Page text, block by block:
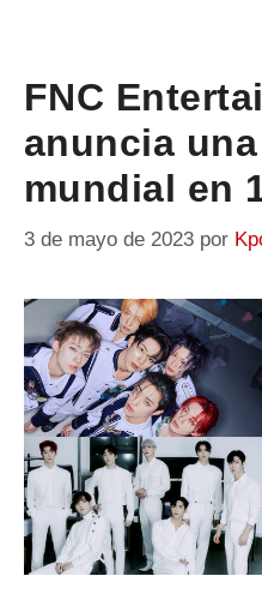
FNC
anuncia
mundial en
3 de mayo de 2023 por